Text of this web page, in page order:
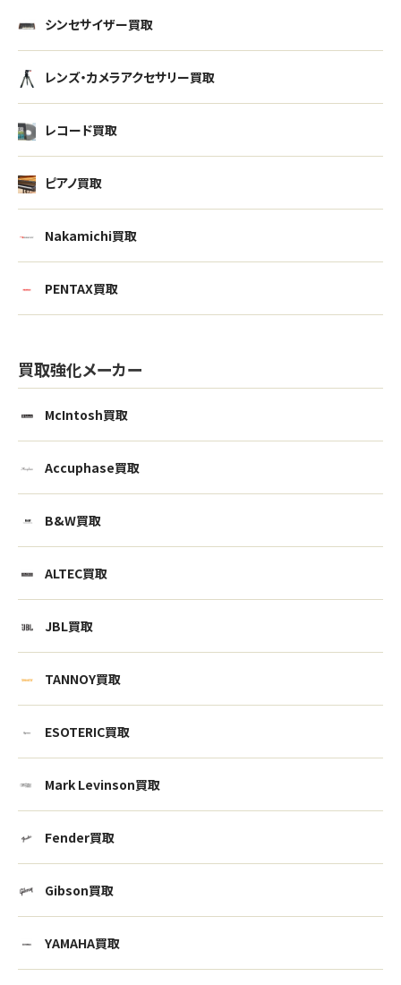
シンセサイザー買取
レンズ・カメラアクセサリー買取
レコード買取
ピアノ買取
Nakamichi買取
PENTAX買取
買取強化メーカー
McIntosh買取
Accuphase買取
B&W買取
ALTEC買取
JBL買取
TANNOY買取
ESOTERIC買取
Mark Levinson買取
Fender買取
Gibson買取
YAMAHA買取